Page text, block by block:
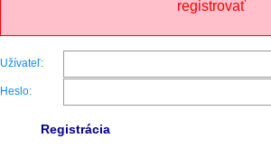
registrovať
Užívateľ:
Heslo:
Registrácia